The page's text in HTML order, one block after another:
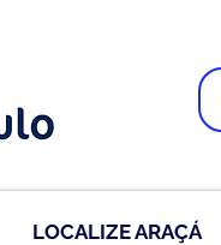
LOCALIZE ARAÇÁ